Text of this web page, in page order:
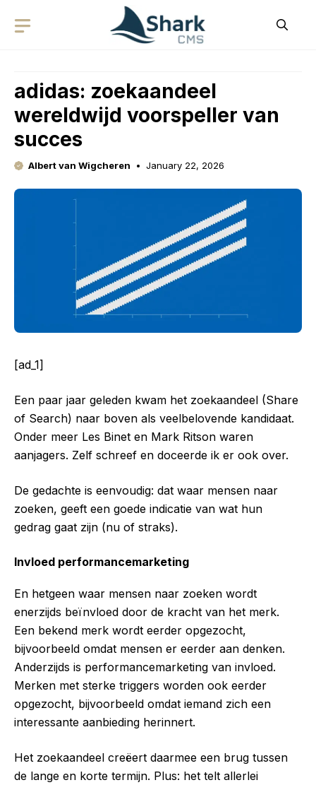
adidas: zoekaandeel
wereldwijd voorspeller van
succes
Albert van Wigcheren January 22, 2026
[ad_1]
Een paar jaar geleden kwam het zoekaandeel (Share
of Search) naar boven als veelbelovende kandidaat.
Onder meer Les Binet en Mark Ritson waren
aanjagers. Zelf schreef en doceerde ik er ook over.
De gedachte is eenvoudig: dat waar mensen naar
zoeken, geeft een goede indicatie van wat hun
gedrag gaat zijn (nu of straks).
Invloed performancemarketing
En hetgeen waar mensen naar zoeken wordt
enerzijds beïnvloed door de kracht van het merk.
Een bekend merk wordt eerder opgezocht,
bijvoorbeeld omdat mensen er eerder aan denken.
Anderzijds is performancemarketing van invloed.
Merken met sterke triggers worden ook eerder
opgezocht, bijvoorbeeld omdat iemand zich een
interessante aanbieding herinnert.
Het zoekaandeel creëert daarmee een brug tussen
de lange en korte termijn. Plus: het telt allerlei